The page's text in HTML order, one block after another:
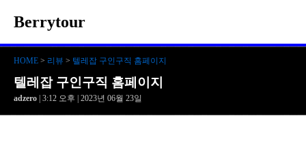
Berrytour
HOME > 리뷰 > 텔레잡 구인구직 홈페이지
텔레잡 구인구직 홈페이지
adzero | 3:12 오후 | 2023년 06월 23일